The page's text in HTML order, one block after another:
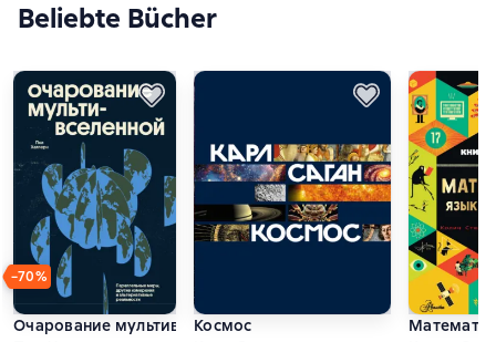
Beliebte Bücher
−70%
Очарование мультивселенной. Параллельные миры, другие
Космос